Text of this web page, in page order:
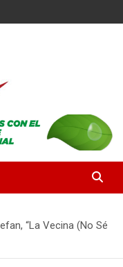
al desarrollo
“La Vecina (No Sé